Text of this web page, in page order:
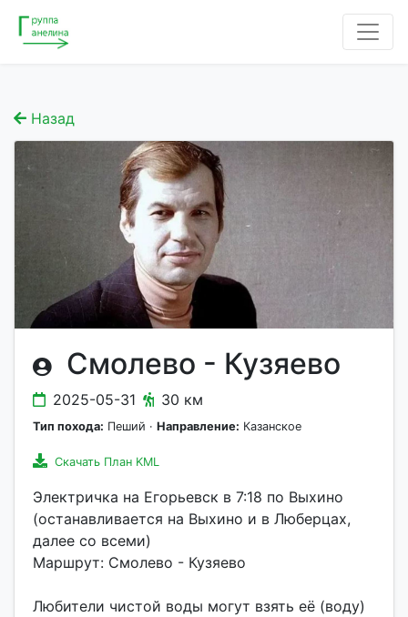
Назад
Смолево - Кузяево
2025-05-31 30 км
Тип похода: Пеший · Направление: Казанское
Скачать План KML
Электричка на Егорьевск в 7:18 по Выхино
(останавливается на Выхино и в Люберцах,
далее со всеми)
Маршрут: Смолево - Кузяево
Любители чистой воды могут взять её (воду)